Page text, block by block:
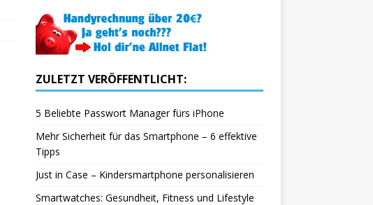
ZULETZT VERÖFFENTLICHT:
5 Beliebte Passwort Manager fürs iPhone
Mehr Sicherheit für das Smartphone – 6 effektive
Tipps
Just in Case – Kindersmartphone personalisieren
Smartwatches: Gesundheit, Fitness und Lifestyle